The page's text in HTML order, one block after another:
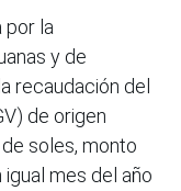
por la
y de
recaudación del
de origen
soles, monto
mes del año